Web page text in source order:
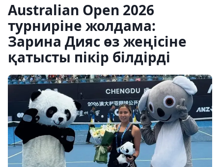
Australian Open 2026
турниріне жолдама:
Зарина Дияс өз жеңісіне
қатысты пікір білдірді